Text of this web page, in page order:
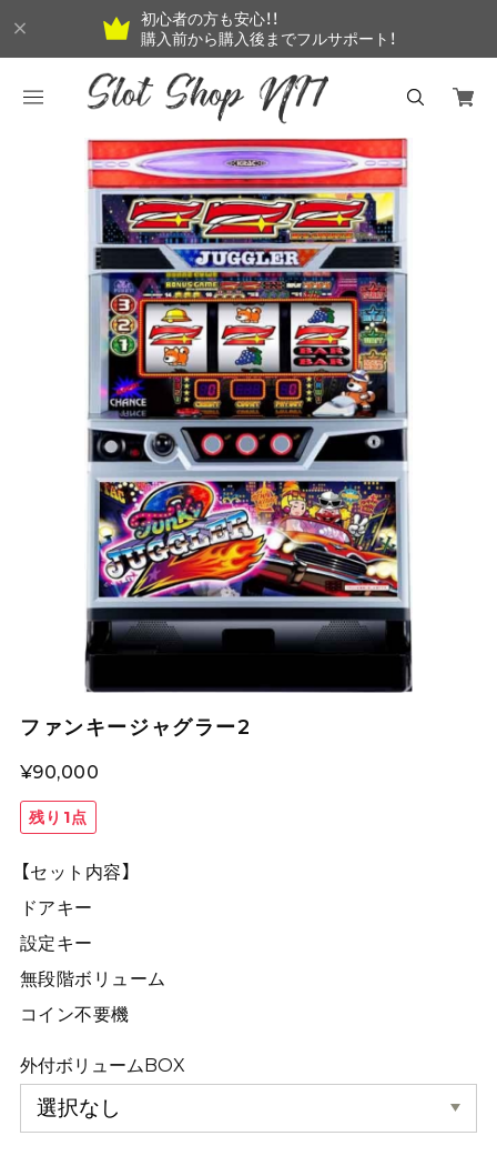
初心者の方も安心！！
購入前から購入後までフルサポート！
ファンキージャグラー2
¥90,000
残り1点
【セット内容】
ドアキー
設定キー
無段階ボリューム
コイン不要機
外付ボリュームBOX